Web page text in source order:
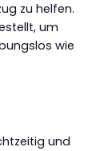
zu helfen.
um
wie
und